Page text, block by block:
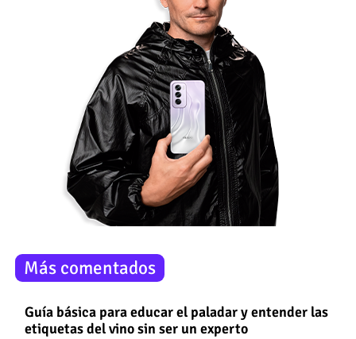
Más comentados
Guía básica para educar el paladar y entender las
etiquetas del vino sin ser un experto